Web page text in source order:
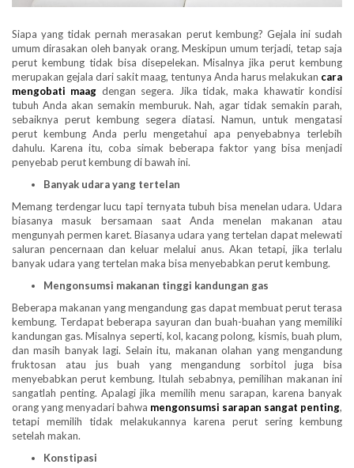
Siapa yang tidak pernah merasakan perut kembung? Gejala ini sudah
umum dirasakan oleh banyak orang. Meskipun umum terjadi, tetap saja
perut kembung tidak bisa disepelekan. Misalnya jika perut kembung
merupakan gejala dari sakit maag, tentunya Anda harus melakukan cara
mengobati maag dengan segera. Jika tidak, maka khawatir kondisi
tubuh Anda akan semakin memburuk. Nah, agar tidak semakin parah,
sebaiknya perut kembung segera diatasi. Namun, untuk mengatasi
perut kembung Anda perlu mengetahui apa penyebabnya terlebih
dahulu. Karena itu, coba simak beberapa faktor yang bisa menjadi
penyebab perut kembung di bawah ini.
Banyak udara yang tertelan
Memang terdengar lucu tapi ternyata tubuh bisa menelan udara. Udara
biasanya masuk bersamaan saat Anda menelan makanan atau
mengunyah permen karet. Biasanya udara yang tertelan dapat melewati
saluran pencernaan dan keluar melalui anus. Akan tetapi, jika terlalu
banyak udara yang tertelan maka bisa menyebabkan perut kembung.
Mengonsumsi makanan tinggi kandungan gas
Beberapa makanan yang mengandung gas dapat membuat perut terasa
kembung. Terdapat beberapa sayuran dan buah-buahan yang memiliki
kandungan gas. Misalnya seperti, kol, kacang polong, kismis, buah plum,
dan masih banyak lagi. Selain itu, makanan olahan yang mengandung
fruktosan atau jus buah yang mengandung sorbitol juga bisa
menyebabkan perut kembung. Itulah sebabnya, pemilihan makanan ini
sangatlah penting. Apalagi jika memilih menu sarapan, karena banyak
orang yang menyadari bahwa mengonsumsi sarapan sangat penting,
tetapi memilih tidak melakukannya karena perut sering kembung
setelah makan.
Konstipasi